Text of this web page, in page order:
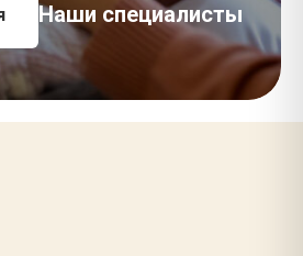
Наши специалисты